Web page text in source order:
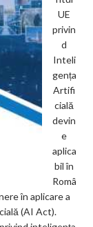
UE
privin
d
Inteli
gența
Artifi
cială
devin
e
aplica
bil în
Româ
în aplicare a
(AI Act).